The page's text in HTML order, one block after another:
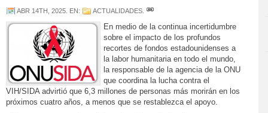
ABR 14TH, 2025 . EN: ACTUALIDADES
En medio de la continua incertidumbre
sobre el impacto de los profundos
recortes de fondos estadounidenses a
la labor humanitaria en todo el mundo,
la responsable de la agencia de la ONU
que coordina la lucha contra el
VIH/SIDA advirtió que 6,3 millones de personas más morirán en los
próximos cuatro años, a menos que se restablezca el apoyo.